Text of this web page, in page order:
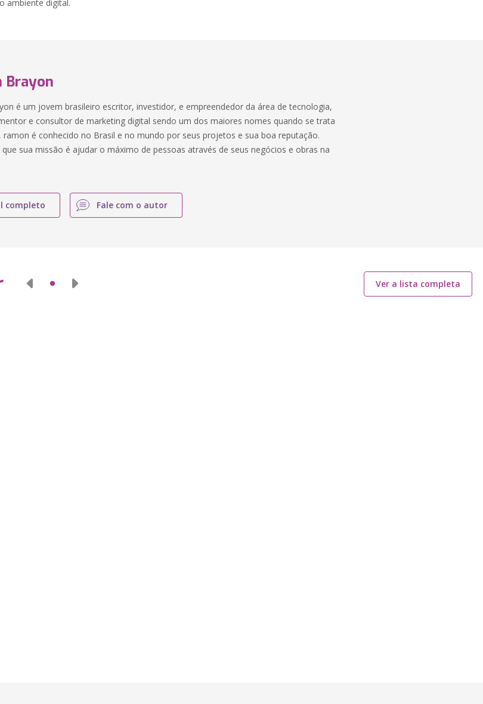
ambiente digital.
Brayon
é um jovem brasileiro escritor, investidor, e empreendedor da área de tecnologia,
e consultor de marketing digital sendo um dos maiores nomes quando se trata
ramon é conhecido no Brasil e no mundo por seus projetos e sua boa reputação.
que sua missão é ajudar o máximo de pessoas através de seus negócios e obras na
completo Fale com o autor
Ver a lista completa